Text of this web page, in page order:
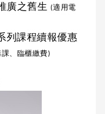
廣之舊生 (適用電
列課程續報優惠
、臨櫃繳費)